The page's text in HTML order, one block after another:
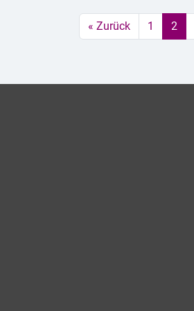
« Zurück 1 2